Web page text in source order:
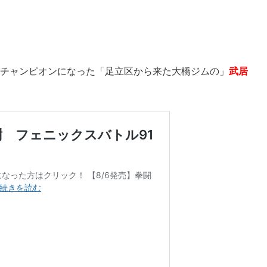
ャンピオンになった「足立区から来た大橋ジムの」 武居